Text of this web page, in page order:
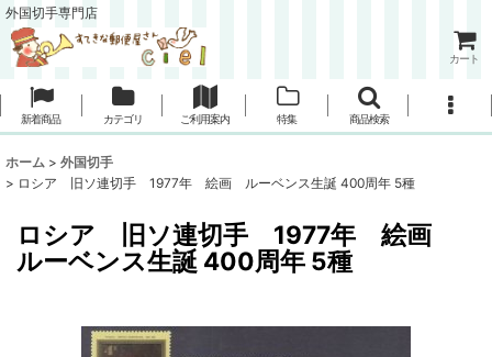
外国切手専門店
カート
新着商品 カテゴリ ご利用案内 特集 商品検索
ホーム > 外国切手
> ロシア 旧ソ連切手 1977年 絵画 ルーベンス生誕 400周年 5種
ロシア 旧ソ連切手 1977年 絵画
ルーベンス生誕 400周年 5種